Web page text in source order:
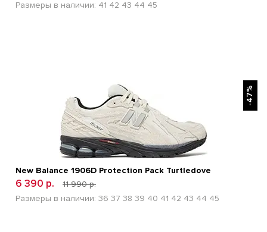
Размеры в наличии: 41 42 43 44 45
-47%
New Balance 1906D Protection Pack Turtledove
6 390 р.
11 990 р.
Размеры в наличии: 36 37 38 39 40 41 42 43 44 45